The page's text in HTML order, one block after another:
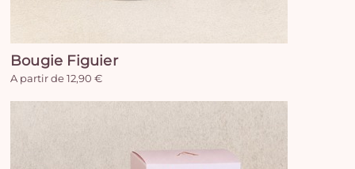
Bougie Figuier
A partir de 12,90 €